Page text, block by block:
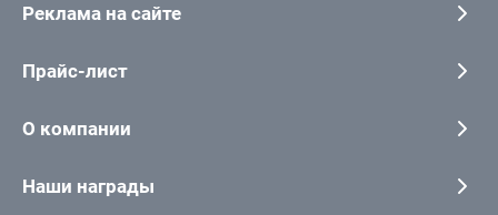
Реклама на сайте
Прайс-лист
О компании
Наши награды